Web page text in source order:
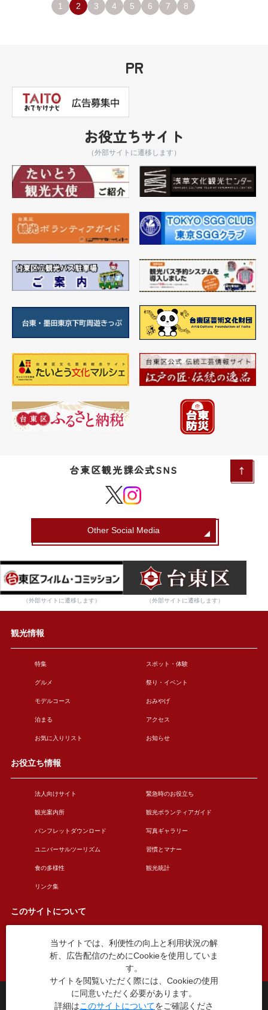
天門に変更されました。
その後、第二次世界大戦により2柱の像は焼失。現在は、上野の寛永寺（か
1 2 3 4 5 6 7 8
PR
お役立ちサイト
（外部サイトに遷移します）
台東区観光課公式SNS
Other Social Media
（外部サイトに遷移します） （外部サイトに遷移します）
観光情報
特集 スポット・体験
グルメ 祭り・イベント
モデルコース おみやげ
泊まる アクセス
お気に入りリスト お知らせ
お役立ち情報
法人向けサイト 緊急時のお役立ち
観光案内所 観光ボランティアガイド
パンフレットダウンロード 写真ギャラリー
ユニバーサルツーリズム 習慣とマナー
食の多様性 観光統計
リンク集
このサイトについて
このサイトについて 広告掲載について
お問い合わせ
台東区役所観光課
〒110-8615 東京都台東区東上野4丁目5番6号
当サイトでは、利便性の向上と利用状況の解
析、広告配信のためにCookieを使用していま
す。
サイトを閲覧いただく際には、Cookieの使用
に同意いただく必要があります。
詳細はこのサイトについてをご確認くださ